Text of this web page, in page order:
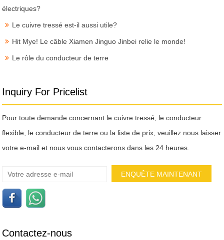
électriques?
Le cuivre tressé est-il aussi utile?
Hit Mye! Le câble Xiamen Jinguo Jinbei relie le monde!
Le rôle du conducteur de terre
Inquiry For Pricelist
Pour toute demande concernant le cuivre tressé, le conducteur
flexible, le conducteur de terre ou la liste de prix, veuillez nous laisser
votre e-mail et nous vous contacterons dans les 24 heures.
Contactez-nous